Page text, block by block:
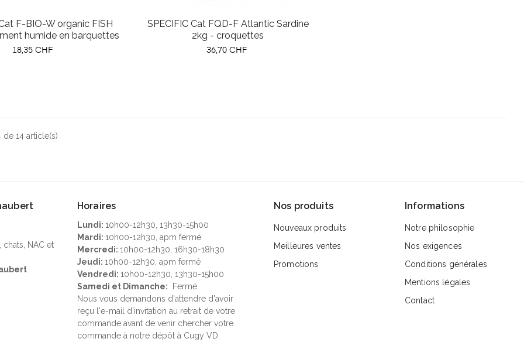
F-BIO-W organic FISH
humide en barquettes
Prix
18,35 CHF
SPECIFIC Cat FQD-F Atlantic Sardine
2kg - croquettes
Prix
36,70 CHF
de 14 article(s)
NAC et
Horaires
Lundi: 10h00-12h30, 13h30-15h00
Mardi: 10h00-12h30, apm fermé
Mercredi: 10h00-12h30, 16h30-18h30
Jeudi: 10h00-12h30, apm fermé
Vendredi: 10h00-12h30, 13h30-15h00
Samedi et Dimanche: Fermé
Nous vous demandons d'attendre d'avoir
reçu l'e-mail d'invitation au retrait de votre
commande avant de venir chercher votre
commande à notre dépôt à Cugy VD.
Nos produits
Nouveaux produits
Meilleures ventes
Promotions
Informations
Notre philosophie
Nos exigences
Conditions générales
Mentions légales
Contact